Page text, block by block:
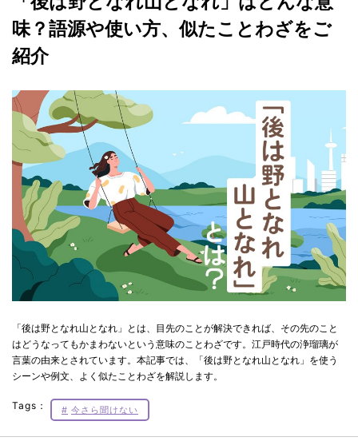
味？語源や使い方、似たことわざをご
紹介
「後は野となれ山となれ」とは、目先のことが解決できれば、その先のこと
はどうなってもかまわないという意味のことわざです。江戸時代の浄瑠璃が
言葉の由来とされています。本記事では、「後は野となれ山となれ」を使う
シーンや例文、よく似たことわざを解説します。
Tags： 今さら聞けない